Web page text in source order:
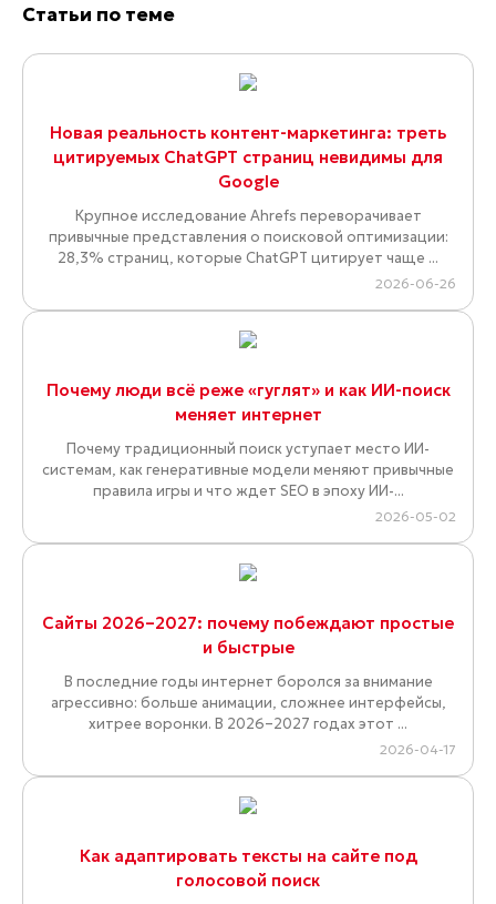
Статьи по теме
Новая реальность контент-маркетинга: треть
цитируемых ChatGPT страниц невидимы для
Google
Крупное исследование Ahrefs переворачивает
привычные представления о поисковой оптимизации:
28,3% страниц, которые ChatGPT цитирует чаще ...
2026-06-26
Почему люди всё реже «гуглят» и как ИИ-поиск
меняет интернет
Почему традиционный поиск уступает место ИИ-
системам, как генеративные модели меняют привычные
правила игры и что ждет SEO в эпоху ИИ-...
2026-05-02
Сайты 2026–2027: почему побеждают простые
и быстрые
В последние годы интернет боролся за внимание
агрессивно: больше анимации, сложнее интерфейсы,
хитрее воронки. В 2026–2027 годах этот ...
2026-04-17
Как адаптировать тексты на сайте под
голосовой поиск